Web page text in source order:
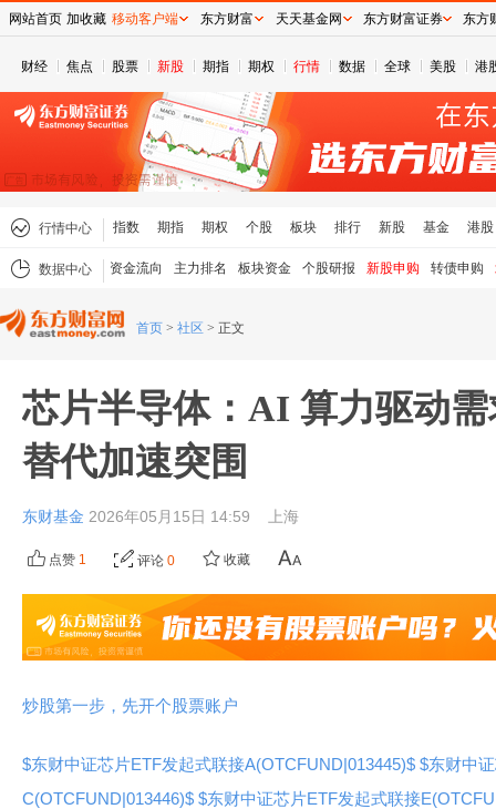
财经 焦点 股票 新股 期指 期权 行情 数据 全球 美股 港
行情中心 指数 期指 期权 个股 板块 排行 新股 基金 港股
数据中心 资金流向 主力排名 板块资金 个股研报 新股申购 转债申购
首页 > 社区 > 正文
芯片半导体：AI 算力驱动
替代加速突围
东财基金 2026年05月15日 14:59 上海
点赞 1 评论 0 收藏
炒股第一步，先开个股票账户
$东财中证芯片ETF发起式联接A(OTCFUND|013445)$ $东财中
C(OTCFUND|013446)$ $东财中证芯片ETF发起式联接
网站首页 加收藏 移动客户端 东方财富 天天基金网 东方财富证券 东方